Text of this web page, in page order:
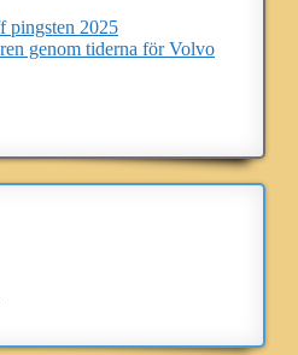
pingsten 2025
genom tiderna för Volvo